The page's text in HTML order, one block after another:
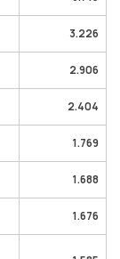
3.226
2.906
2.404
1.769
1.688
1.676